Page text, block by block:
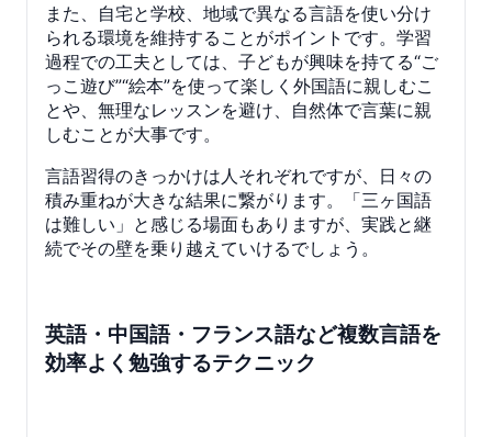
また、自宅と学校、地域で異なる言語を使い分け
られる環境を維持することがポイントです。学習
過程での工夫としては、子どもが興味を持てる“ご
っこ遊び”“絵本”を使って楽しく外国語に親しむこ
とや、無理なレッスンを避け、自然体で言葉に親
しむことが大事です。
言語習得のきっかけは人それぞれですが、日々の
積み重ねが大きな結果に繋がります。「三ヶ国語
は難しい」と感じる場面もありますが、実践と継
続でその壁を乗り越えていけるでしょう。
英語・中国語・フランス語など複数言語を
効率よく勉強するテクニック